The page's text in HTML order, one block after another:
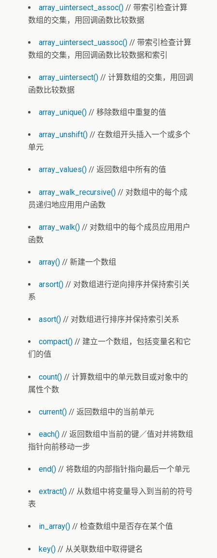
array_uintersect_assoc() // 带索引检查计算
数组的交集，用回调函数比较数据
array_uintersect_uassoc() // 带索引检查计算
数组的交集，用回调函数比较数据和索引
array_uintersect() // 计算数组的交集，用回调
函数比较数据
array_unique() // 移除数组中重复的值
array_unshift() // 在数组开头插入一个或多个
单元
array_values() // 返回数组中所有的值
array_walk_recursive() // 对数组中的每个成
员递归地应用用户函数
array_walk() // 对数组中的每个成员应用用户
函数
array() // 新建一个数组
arsort() // 对数组进行逆向排序并保持索引关
系
asort() // 对数组进行排序并保持索引关系
compact() // 建立一个数组，包括变量名和它
们的值
count() // 计算数组中的单元数目或对象中的
属性个数
current() // 返回数组中的当前单元
each() // 返回数组中当前的键／值对并将数组
指针向前移动一步
end() // 将数组的内部指针指向最后一个单元
extract() // 从数组中将变量导入到当前的符号
表
in_array() // 检查数组中是否存在某个值
key() // 从关联数组中取得键名